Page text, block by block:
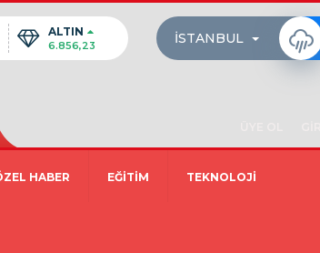
ALTIN
6.856,23 İSTANBUL
HABER EĞİTİM TEKNOLOJİ